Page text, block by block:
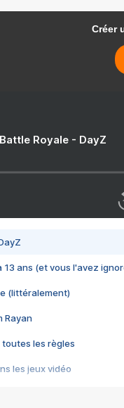
Créer
Royale - DayZ
13 ans (et vous l'avez
(littéralement)
Rayan
toutes les règles
les jeux vidéo